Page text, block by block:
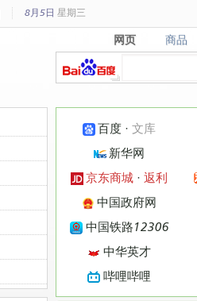
8月5日 星期三
网页
网页 商品
商品
百度 ·文库
新华网
京东商城 ·返利
中国政府网
中国铁路12306
中华英才
哔哩哔哩